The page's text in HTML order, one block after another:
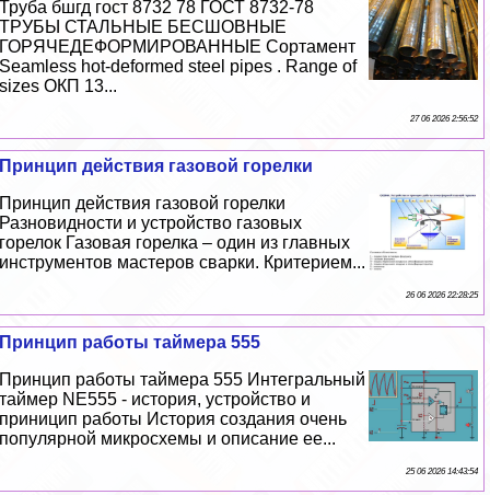
Труба бшгд гост 8732 78 ГОСТ 8732-78
ТРУБЫ СТАЛЬНЫЕ БЕСШОВНЫЕ
ГОРЯЧЕДЕФОРМИРОВАННЫЕ Сортамент
Seamless hot-deformed steel pipes . Range of
sizes ОКП 13...
27 06 2026 2:56:52
Принцип действия газовой горелки
Принцип действия газовой горелки
Разновидности и устройство газовых
горелок Газовая горелка – один из главных
инструментов мастеров сварки. Критерием...
26 06 2026 22:28:25
Принцип работы таймера 555
Принцип работы таймера 555 Интегральный
таймер NE555 - история, устройство и
приницип работы История создания очень
популярной микросхемы и описание ее...
25 06 2026 14:43:54